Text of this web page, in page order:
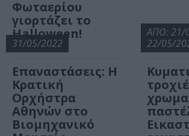
Φωταερίου
γιορτάζει το
Halloween!
31/05/2022
Επαναστάσεις: Η
Κρατική
Ορχήστρα
Αθηνών στο
Βιομηχανικό
ΑΠΟ: 21/
22/05/